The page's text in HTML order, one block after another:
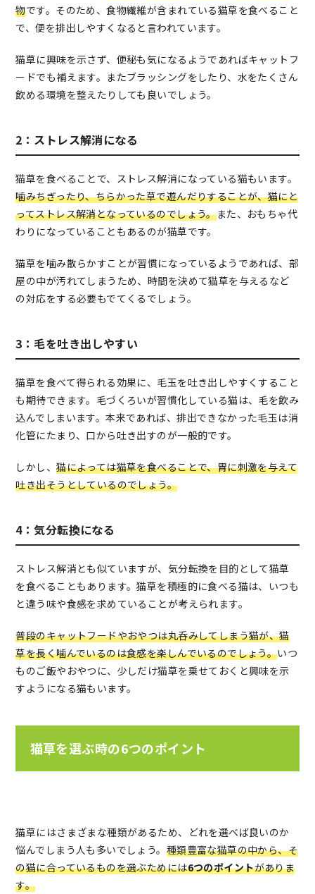
物です。そのため、食物繊維が含まれている猫草を食べること
で、便を排出しやすくなると言われています。
猫草に興味を示さず、便秘も気になるようであればキャットフ
ードでも補えます。またブラッシングをしたり、水をたくさん
飲める環境を整えたりしても良いでしょう。
2：ストレス解消になる
猫草を食べることで、ストレス解消になっている猫もいます。
噛みちぎったり、ちらかった草で遊んだりすることが、猫にと
ってストレス解消となっているのでしょう。また、おもちゃ代
わりになっていることもあるのが猫草です。
猫草を噛み散らかすことが習慣になっているようであれば、部
屋の中が汚れてしまうため、時間を決めて猫草を与えるなど
の対応をする必要もでてくるでしょう。
3：毛を吐き出しやすい
猫草を食べて得られる効果に、毛玉を吐き出しやすくすること
も期待できます。毛づくろいが習慣化している猫は、毛を飲み
込んでしまいます。本来であれば、排出できなかった毛玉は消
化管にたまり、口から吐き出すのが一般的です。
しかし、猫によっては猫草を食べることで、胃に刺激を与えて
吐き出そうとしているのでしょう。
4：気分転換になる
ストレス解消とも似ていますが、気分転換を目的として猫草
を食べることもあります。猫草を積極的に食べる猫は、いつも
と違う味や食感を求めていることが考えられます。
普段のキャットフードやおやつは丸呑みしてしまう猫が、猫
草を長く噛んでいるのは食感を楽しんでいるのでしょう。いつ
ものご飯やおやつに、少しだけ猫草を乗せておくと興味を示
すようになる猫もいます。
猫草を選ぶ時の6つのポイント
猫草にはさまざまな種類があるため、どれを選べば良いのか
悩んでしまう人も多いでしょう。 種類豊富な猫草の中から、そ
の猫に合っているものを選ぶためには6つのポイントがありま
す。